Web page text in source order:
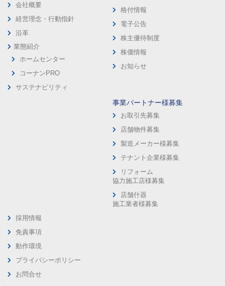
会社概要
経営理念・行動指針
沿革
業態紹介
ホームセンター
コーナンPRO
サステナビリティ
格付情報
電子公告
株主優待制度
株価情報
お知らせ
事業パートナー様募集
お取引先募集
店舗物件募集
製造メーカー様募集
テナント企業様募集
リフォーム
協力施工店様募集
店舗什器
施工業者様募集
採用情報
免責事項
動作環境
プライバシーポリシー
お問合せ